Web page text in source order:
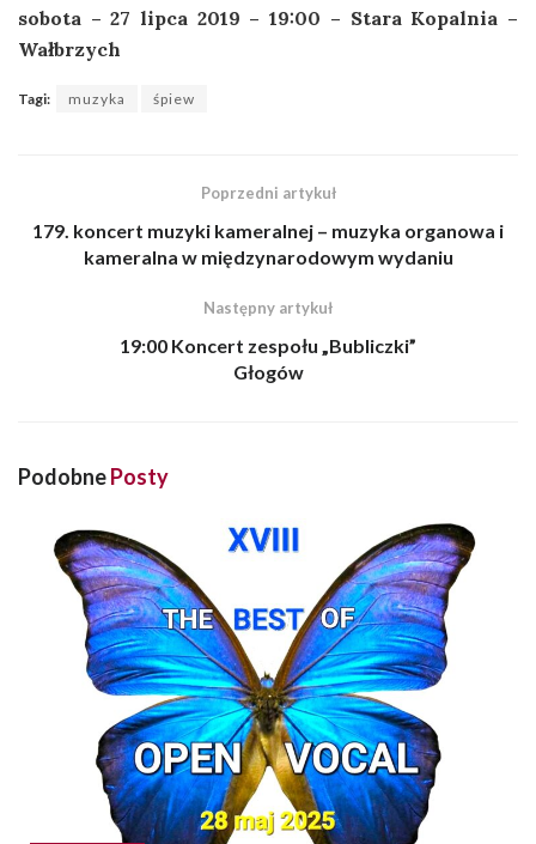
sobota – 27 lipca 2019 – 19:00 – Stara Kopalnia –
Wałbrzych
Tagi: muzyka śpiew
Poprzedni artykuł
179. koncert muzyki kameralnej – muzyka organowa i
kameralna w międzynarodowym wydaniu
Następny artykuł
19:00 Koncert zespołu „Bubliczki”
Głogów
PodobnePosty